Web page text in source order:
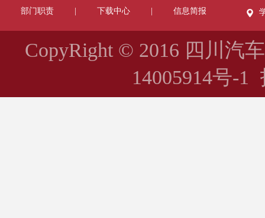
部门职责 下载中心 信息简报
CopyRight © 2016 四川汽
14005914号-1